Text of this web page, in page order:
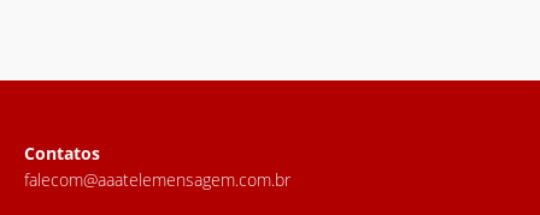
Contatos
falecom@aaatelemensagem.com.br